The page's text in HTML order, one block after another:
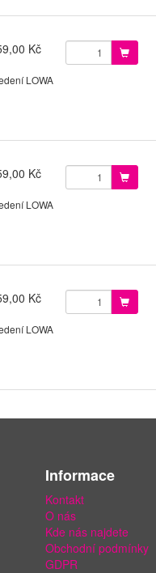
Kč
LOWA
Kč
LOWA
Kč
LOWA
Informace
Kontakt
O nás
Kde nás najdete
Obchodní podmínky
GDPR